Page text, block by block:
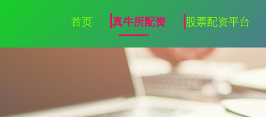
首页 真牛所配资 股票配资平台